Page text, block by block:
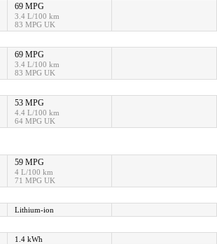
69 MPG
3.4 L/100 km
83 MPG UK
69 MPG
3.4 L/100 km
83 MPG UK
53 MPG
4.4 L/100 km
64 MPG UK
59 MPG
4 L/100 km
71 MPG UK
Lithium-ion
1.4 kWh